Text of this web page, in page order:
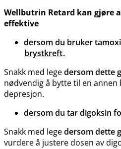
Wellbutrin Retard kan gjøre
effektive
dersom du bruker
brystkreft.
Snakk med legedersom dette
nødvendig å bytte til en
depresjon.
dersom du tar digoksin
Snakk med legedersom dette
vurdere å justere dosen av